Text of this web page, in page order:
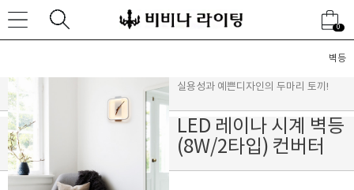
0
벽등
실용성과 예쁜디자인의 두마리 토끼!
LED 레이나 시계 벽등
(8W/2타입) 컨버터